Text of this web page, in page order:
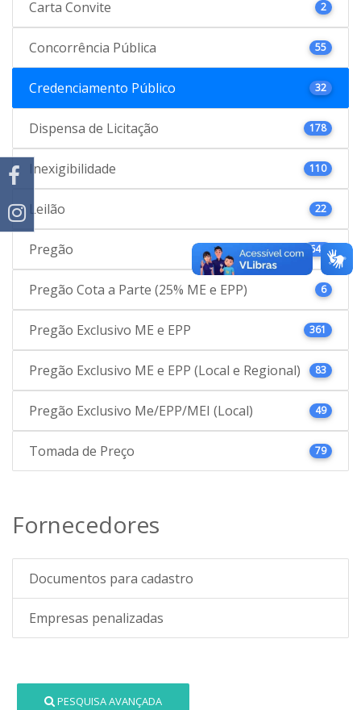
Carta Convite 2
Concorrência Pública 55
Credenciamento Público 32
Dispensa de Licitação 178
Inexigibilidade 110
Leilão 22
Pregão 646
Pregão Cota a Parte (25% ME e EPP) 6
Pregão Exclusivo ME e EPP 361
Pregão Exclusivo ME e EPP (Local e Regional) 83
Pregão Exclusivo Me/EPP/MEI (Local) 49
Tomada de Preço 79
Fornecedores
Documentos para cadastro
Empresas penalizadas
PESQUISA AVANÇADA